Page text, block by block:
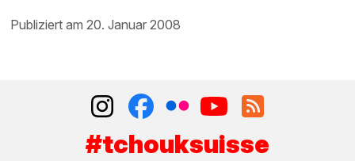
publiziert am 20. Januar 2008
#tchouksuisse